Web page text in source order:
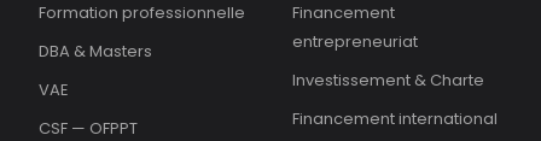
Formation professionnelle
DBA & Masters
VAE
CSF — OFPPT
Financement
entrepreneuriat
Investissement & Charte
Financement international